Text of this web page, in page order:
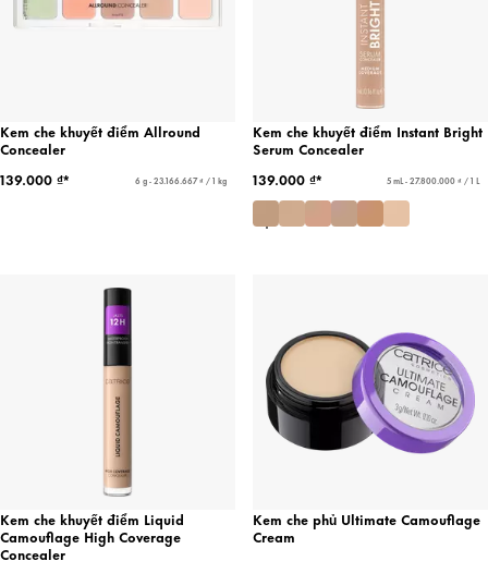
Kem che khuyết điểm Allround
Concealer
139.000 ₫*
6 g - 23.166.667 ₫ / 1 kg
Kem che khuyết điểm Instant Bright
Serum Concealer
139.000 ₫*
5 mL - 27.800.000 ₫ / 1 L
Kem che khuyết điểm Liquid
Camouflage High Coverage
Concealer
Kem che phủ Ultimate Camouflage
Cream